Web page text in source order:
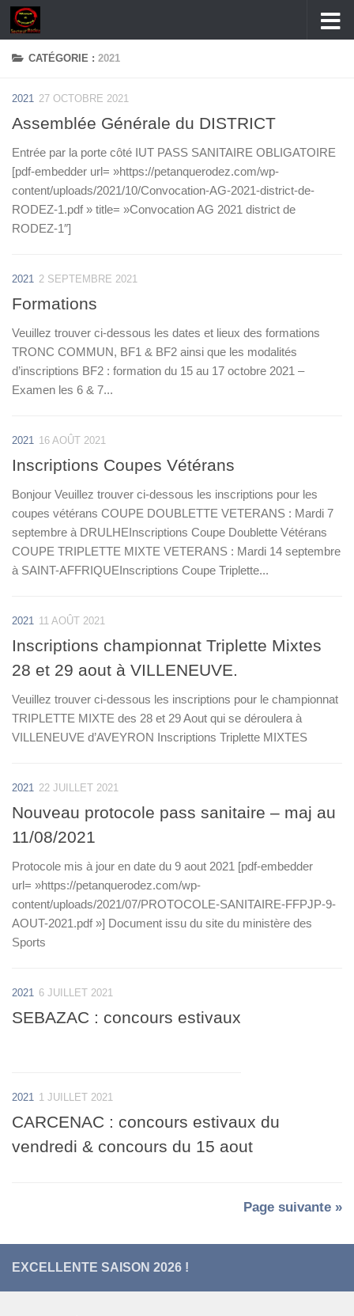
Skip to content
CATÉGORIE :2021
2021 27 OCTOBRE 2021
Assemblée Générale du DISTRICT
Entrée par la porte côté IUT PASS SANITAIRE OBLIGATOIRE
[pdf-embedder url= »https://petanquerodez.com/wp-
content/uploads/2021/10/Convocation-AG-2021-district-de-
RODEZ-1.pdf » title= »Convocation AG 2021 district de
RODEZ-1″]
2021 2 SEPTEMBRE 2021
Formations
Veuillez trouver ci-dessous les dates et lieux des formations
TRONC COMMUN, BF1 & BF2 ainsi que les modalités
d’inscriptions BF2 : formation du 15 au 17 octobre 2021 –
Examen les 6 & 7...
2021 16 AOÛT 2021
Inscriptions Coupes Vétérans
Bonjour Veuillez trouver ci-dessous les inscriptions pour les
coupes vétérans COUPE DOUBLETTE VETERANS : Mardi 7
septembre à DRULHEInscriptions Coupe Doublette Vétérans
COUPE TRIPLETTE MIXTE VETERANS : Mardi 14 septembre
à SAINT-AFFRIQUEInscriptions Coupe Triplette...
2021 11 AOÛT 2021
Inscriptions championnat Triplette Mixtes
28 et 29 aout à VILLENEUVE.
Veuillez trouver ci-dessous les inscriptions pour le championnat
TRIPLETTE MIXTE des 28 et 29 Aout qui se déroulera à
VILLENEUVE d’AVEYRON Inscriptions Triplette MIXTES
2021 22 JUILLET 2021
Nouveau protocole pass sanitaire – maj au
11/08/2021
Protocole mis à jour en date du 9 aout 2021 [pdf-embedder
url= »https://petanquerodez.com/wp-
content/uploads/2021/07/PROTOCOLE-SANITAIRE-FFPJP-9-
AOUT-2021.pdf »] Document issu du site du ministère des
Sports
2021 6 JUILLET 2021
SEBAZAC : concours estivaux
2021 1 JUILLET 2021
CARCENAC : concours estivaux du
vendredi & concours du 15 aout
Page suivante »
EXCELLENTE SAISON 2026 !